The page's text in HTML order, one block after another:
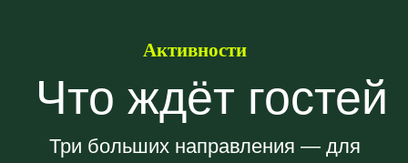
концертная программа оба дня
Активный и комфортный отдых